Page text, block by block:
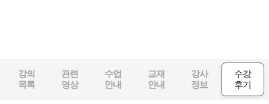
밀리언쌤의 영화 & 드라마 청취 수강 이후
강의
목록
관련
영상
수업
안내
교재
안내
강사
정보
수강
후기